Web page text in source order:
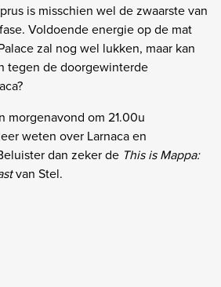
is misschien wel de zwaarste van
Voldoende energie op de mat
zal nog wel lukken, maar kan
tegen de doorgewinterde
morgenavond om 21.00u
weten over Larnaca en
dan zeker de This is Mappa:
van Stel.